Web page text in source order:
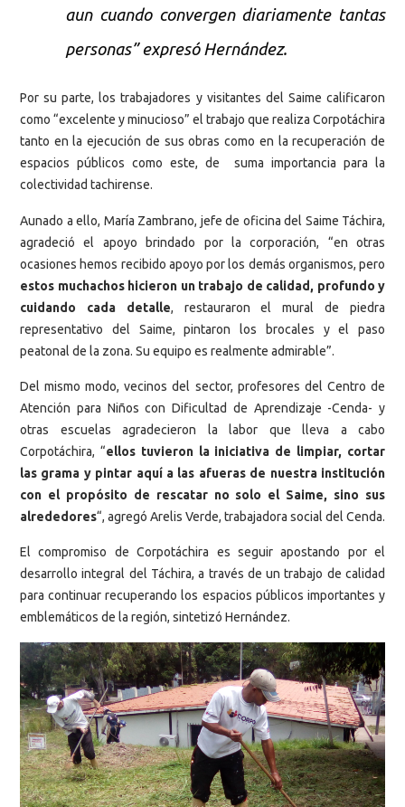
aun cuando convergen diariamente tantas
personas” expresó Hernández.
Por su parte, los trabajadores y visitantes del Saime calificaron
como “excelente y minucioso” el trabajo que realiza Corpotáchira
tanto en la ejecución de sus obras como en la recuperación de
espacios públicos como este, de suma importancia para la
colectividad tachirense.
Aunado a ello, María Zambrano, jefe de oficina del Saime Táchira,
agradeció el apoyo brindado por la corporación, “en otras
ocasiones hemos recibido apoyo por los demás organismos, pero
estos muchachos hicieron un trabajo de calidad, profundo y
cuidando cada detalle, restauraron el mural de piedra
representativo del Saime, pintaron los brocales y el paso
peatonal de la zona. Su equipo es realmente admirable”.
Del mismo modo, vecinos del sector, profesores del Centro de
Atención para Niños con Dificultad de Aprendizaje -Cenda- y
otras escuelas agradecieron la labor que lleva a cabo
Corpotáchira, “ellos tuvieron la iniciativa de limpiar, cortar
las grama y pintar aquí a las afueras de nuestra institución
con el propósito de rescatar no solo el Saime, sino sus
alrededores“, agregó Arelis Verde, trabajadora social del Cenda.
El compromiso de Corpotáchira es seguir apostando por el
desarrollo integral del Táchira, a través de un trabajo de calidad
para continuar recuperando los espacios públicos importantes y
emblemáticos de la región, sintetizó Hernández.